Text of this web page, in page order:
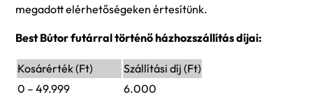
megadott elérhetőségeken értesítünk.
Best Bútor futárral történő házhozszállítás díjai:
Kosárérték (Ft)
Szállítási díj (Ft)
0 – 49.999
6.000